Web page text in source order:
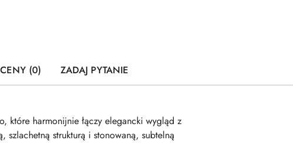
(0) ZADAJ PYTANIE
które harmonijnie łączy elegancki wygląd z
szlachetną strukturą i stonowaną, subtelną